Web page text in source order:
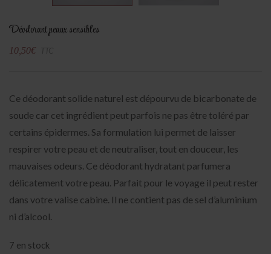
Déodorant peaux sensibles
10,50€
Ce déodorant solide naturel est dépourvu de bicarbonate de
soude car cet ingrédient peut parfois ne pas être toléré par
certains épidermes. Sa formulation lui permet de laisser
respirer votre peau et de neutraliser, tout en douceur, les
mauvaises odeurs. Ce déodorant hydratant parfumera
délicatement votre peau. Parfait pour le voyage il peut rester
dans votre valise cabine. Il ne contient pas de sel d’aluminium
ni d’alcool.
7 en stock